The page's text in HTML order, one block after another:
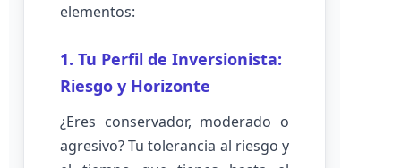
elementos:
1. Tu Perfil de Inversionista:
Riesgo y Horizonte
¿Eres conservador, moderado o
agresivo? Tu tolerancia al riesgo y